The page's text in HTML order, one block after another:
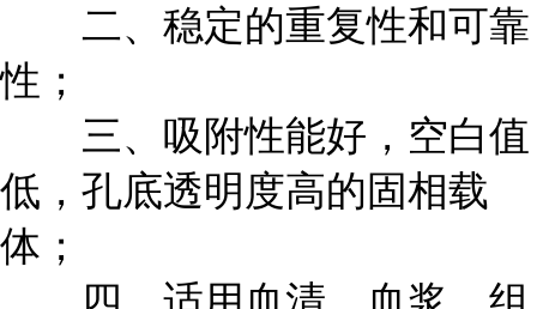
二、稳定的重复性和可靠
性；
三、吸附性能好，空白值
低，孔底透明度高的固相载
体；